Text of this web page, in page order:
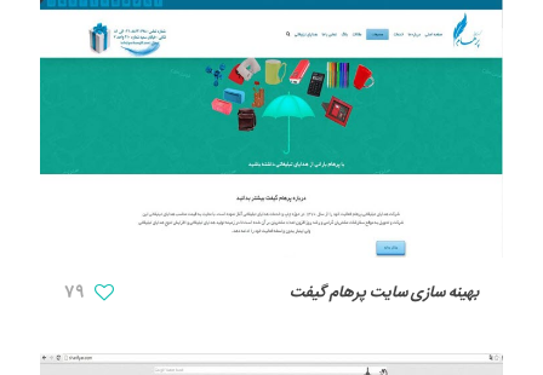
بهینه سازی سایت پرهام گیفت 79